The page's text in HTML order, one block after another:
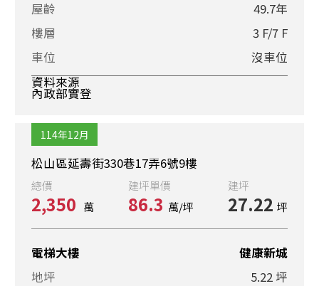
屋齡
49.7年
樓層
3 F/7 F
車位
沒車位
資料來源
內政部實登
114年12月
松山區延壽街330巷17弄6號9樓
總價
2,350 萬
建坪單價
86.3 萬/坪
建坪
27.22 坪
電梯大樓
健康新城
地坪
5.22 坪